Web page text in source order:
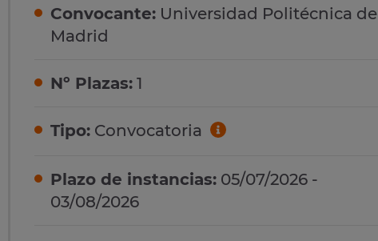
Convocante: Universidad Politécnica de
Madrid
Nº Plazas: 1
Tipo: Convocatoria
Plazo de instancias: 05/07/2026 -
03/08/2026